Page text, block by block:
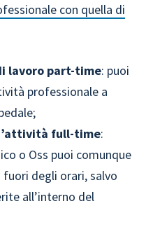
con quella di
lavoro part-time: puoi
professionale a
full-time:
o Oss puoi comunque
degli orari, salvo
all’interno del